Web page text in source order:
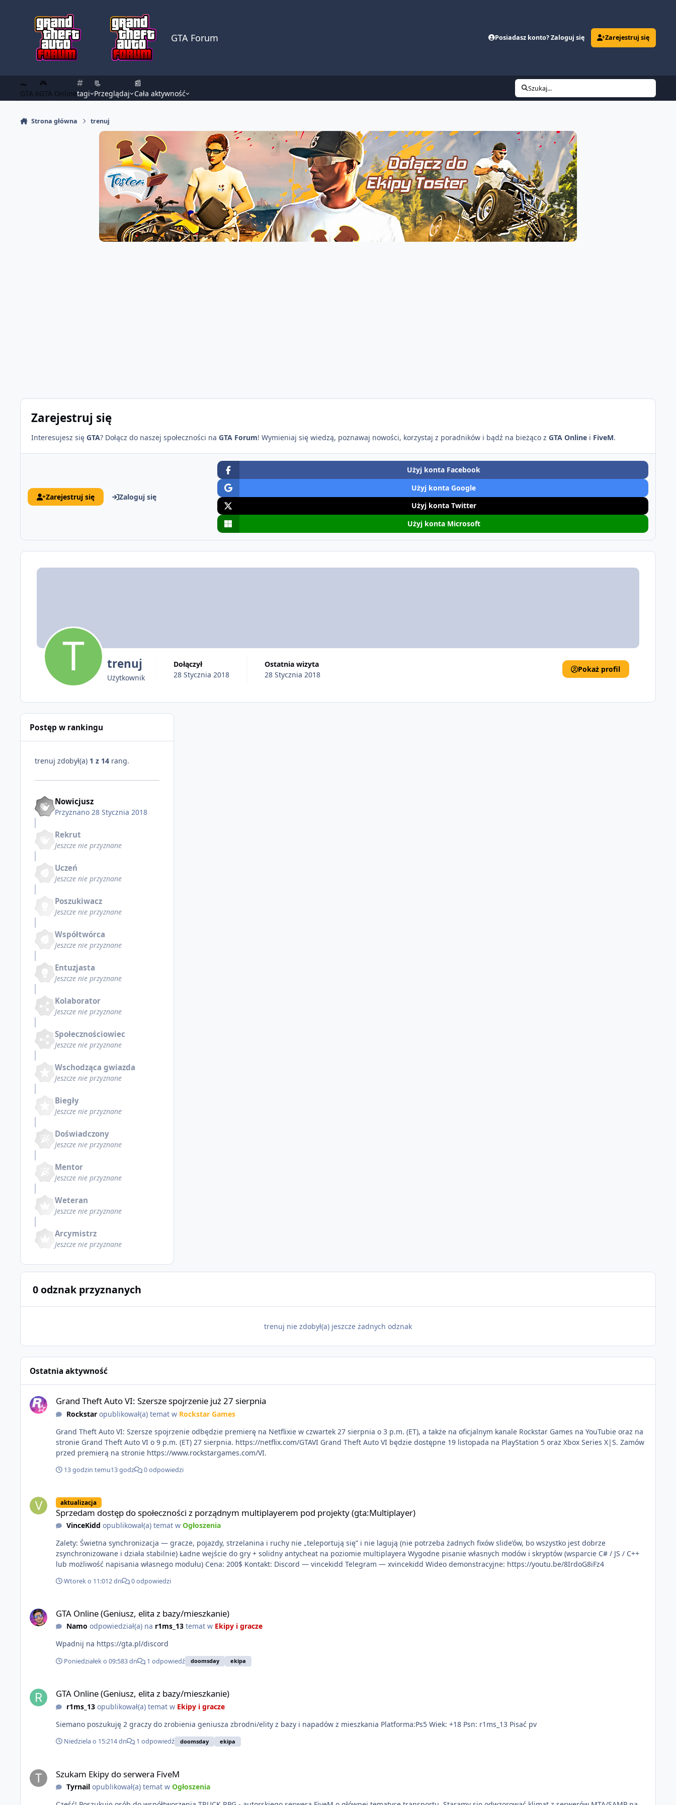
GTA Forum Posiadasz konto? Zaloguj się Zarejestruj się
🐊
GTA 6
🎮
GTA Onlinetagi
📃
Przeglądaj
📰
Cała aktywność
Szukaj...
Strona główna trenuj
Zarejestruj się
Interesujesz się GTA? Dołącz do naszej społeczności na GTA Forum! Wymieniaj się wiedzą, poznawaj nowości, korzystaj z poradników i bądź na bieżąco z GTA Online i FiveM.
Zarejestruj się Zaloguj się
Użyj konta Facebook
Użyj konta Google
Użyj konta Twitter
Użyj konta Microsoft
trenuj
Użytkownik
Dołączył
28 Stycznia 2018
Ostatnia wizyta
28 Stycznia 2018
Pokaż profil
Postęp w rankingu
trenuj zdobył(a) 1 z 14 rang.
Nowicjusz
Przyznano 28 Stycznia 2018
Rekrut
Jeszcze nie przyznane
Uczeń
Jeszcze nie przyznane
Poszukiwacz
Jeszcze nie przyznane
Współtwórca
Jeszcze nie przyznane
Entuzjasta
Jeszcze nie przyznane
Kolaborator
Jeszcze nie przyznane
Społecznościowiec
Jeszcze nie przyznane
Wschodząca gwiazda
Jeszcze nie przyznane
Biegły
Jeszcze nie przyznane
Doświadczony
Jeszcze nie przyznane
Mentor
Jeszcze nie przyznane
Weteran
Jeszcze nie przyznane
Arcymistrz
Jeszcze nie przyznane
0 odznak przyznanych
trenuj nie zdobył(a) jeszcze żadnych odznak
Ostatnia aktywność
Grand Theft Auto VI: Szersze spojrzenie już 27 sierpnia
Rockstaropublikował(a) temat w Rockstar Games
Grand Theft Auto VI: Szersze spojrzenie odbędzie premierę na Netflixie w czwartek 27 sierpnia o 3 p.m. (ET), a także na oficjalnym kanale Rockstar Games na YouTubie oraz na
stronie Grand Theft Auto VI o 9 p.m. (ET) 27 sierpnia. https://netflix.com/GTAVI Grand Theft Auto VI będzie dostępne 19 listopada na PlayStation 5 oraz Xbox Series X|S. Zamów
przed premierą na stronie https://www.rockstargames.com/VI.
13 godzin temu13 godz 0 odpowiedzi
aktualizacja
Sprzedam dostęp do społeczności z porządnym multiplayerem pod projekty (gta:Multiplayer)
VinceKidd opublikował(a) temat w Ogłoszenia
Zalety: Świetna synchronizacja — gracze, pojazdy, strzelanina i ruchy nie „teleportują się” i nie lagują (nie potrzeba żadnych fixów slide’ów, bo wszystko jest dobrze
zsynchronizowane i działa stabilnie) Ładne wejście do gry + solidny antycheat na poziomie multiplayera Wygodne pisanie własnych modów i skryptów (wsparcie C# / JS / C++
lub możliwość napisania własnego modułu) Cena: 200$ Kontakt: Discord — vincekidd Telegram — xvincekidd Wideo demonstracyjne: https://youtu.be/8IrdoG8iFz4
Wtorek o 11:012 dn 0 odpowiedzi
GTA Online (Geniusz, elita z bazy/mieszkanie)
Namo odpowiedział(a) na r1ms_13temat w Ekipy i gracze
Wpadnij na https://gta.pl/discord
Poniedziałek o 09:583 dn 1 odpowiedź doomsday ekipa
GTA Online (Geniusz, elita z bazy/mieszkanie)
r1ms_13opublikował(a) temat w Ekipy i gracze
Siemano poszukuję 2 graczy do zrobienia geniusza zbrodni/elity z bazy i napadów z mieszkania Platforma:Ps5 Wiek: +18 Psn: r1ms_13 Pisać pv
Niedziela o 15:214 dn 1 odpowiedź doomsday ekipa
Szukam Ekipy do serwera FiveM
Tyrnailopublikował(a) temat w Ogłoszenia